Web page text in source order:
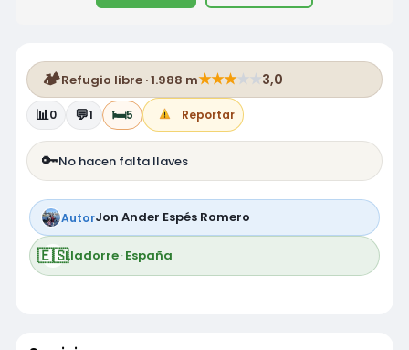
🏕️Refugio libre · 1.988 m★★★★ ★3,0
📊0 💬1 🛏️5 Reportar
🔑No hacen falta llaves
AutorJon Ander Espés Romero
🇪🇸Lladorre·España